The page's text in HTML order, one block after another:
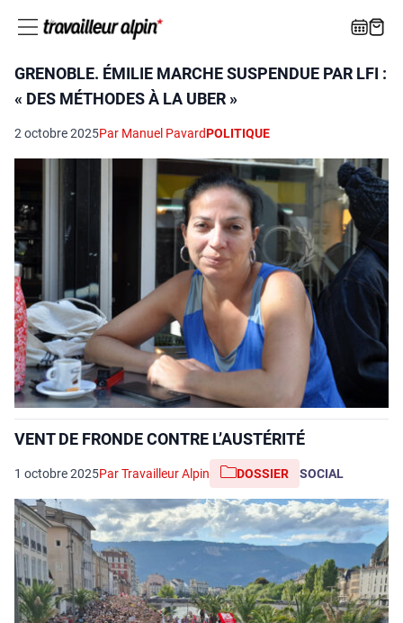
GRENOBLE. ÉMILIE MARCHE SUSPENDUE PAR LFI :
« DES MÉTHODES À LA UBER »
2 octobre 2025Par Manuel PavardPOLITIQUE
VENT DE FRONDE CONTRE L’AUSTÉRITÉ
1 octobre 2025Par Travailleur Alpin DOSSIER SOCIAL